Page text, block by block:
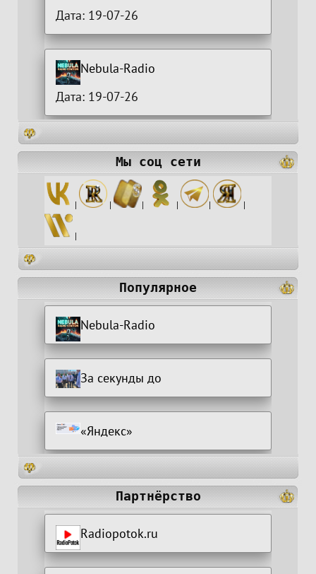
Дата: 19-07-26
Nebula-Radio
Дата: 19-07-26
Мы соц сети
| | | | | |
|
Популярное
Nebula-Radio
За секунды до
«Яндекс»
Партнёрство
Radiopotok.ru